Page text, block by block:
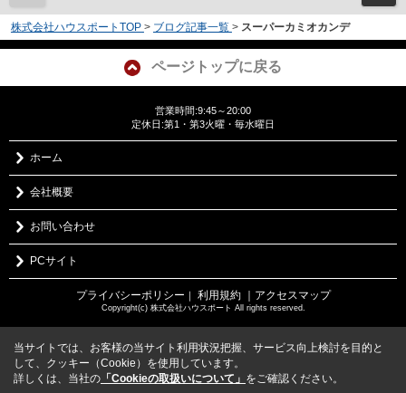
株式会社ハウスポートTOP > ブログ記事一覧 > スーパーカミオカンデ
ページトップに戻る
営業時間:9:45～20:00
定休日:第1・第3火曜・毎水曜日
ホーム
会社概要
お問い合わせ
PCサイト
プライバシーポリシー 利用規約 ｜アクセスマップ
Copyright(c) 株式会社ハウスポート All rights reserved.
当サイトでは、お客様の当サイト利用状況把握、サービス向上検討を目的と
して、クッキー（Cookie）を使用しています。
詳しくは、当社の 「Cookieの取扱いについて」 をご確認ください。